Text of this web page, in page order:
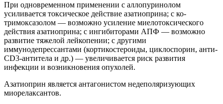
При одновременном применении с аллопуринолом
усиливается токсическое действие азатиоприна; с ко-
тримоксазолом — возможно усиление миелотоксического
действия азатиоприна; с ингибиторами АПФ — возможно
развитие тяжелой лейкопении; с другими
иммунодепрессантами (кортикостероиды, циклоспорин, анти-
СD3-антитела и др.) — увеличивается риск развития
инфекции и возникновения опухолей.
Азатиоприн является антагонистом недеполяризующих
миорелаксантов.